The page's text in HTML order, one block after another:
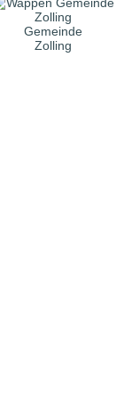
Gemeinde
Zolling